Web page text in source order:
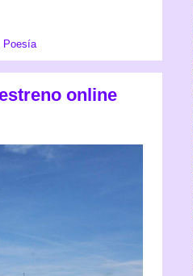
Poesía
online